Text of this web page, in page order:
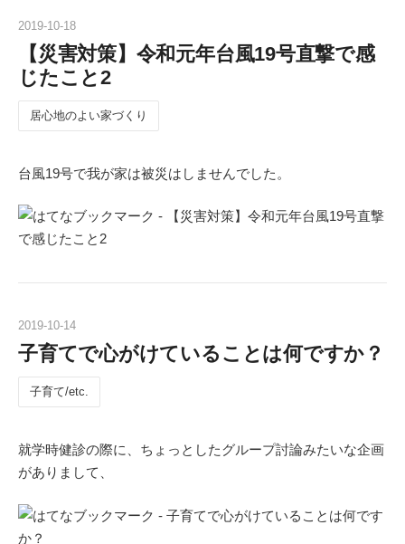
2019-10-18
【災害対策】令和元年台風19号直撃で感
じたこと2
居心地のよい家づくり
台風19号で我が家は被災はしませんでした。
2019-10-14
子育てで心がけていることは何ですか？
子育て/etc.
就学時健診の際に、ちょっとしたグループ討論みたいな企画
がありまして、